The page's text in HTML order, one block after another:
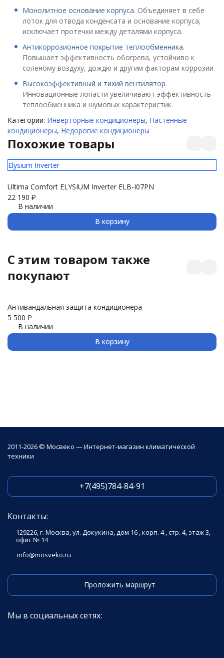
Монолитное основание корпуса. Объединяет в себе
лоток для отвода конденсата и основание корпуса,
исключает протечки между деталями корпуса.
Антикоррозионное покрытие теплообменника.
Повышает эффективность обогрева, устойчиво к
соленому воздуху, дождю и другим факторам коррозии.
Высокоэффективный и тихий вентилятор.
Инновационные лопасти увеличивают эффективность
теплообменника и шумовых характеристик.
Категории: Инверторные кондиционеры, Настенные
кондиционеры, Недорогие кондиционеры
Похожие товары
Elysium Inverter
Ultima Comfort ELYSIUM Inverter ELB-I07PN
22 190 ₽
В наличии
В корзину
C этим товаром также
покупают
Антивандальная защита кондиционера
5 500 ₽
В наличии
В корзину
2011-2026 © Мосвеко — Интернет-магазин климатической
техники
+7(495)784-84-91
Контакты:
129226, г. Москва, ул. Докукина, дом 16 , корп. 4 , стр. 4, этаж 3,
офис № 14
info@mosveko.ru
Проложить маршрут
Мы в социальных сетях: